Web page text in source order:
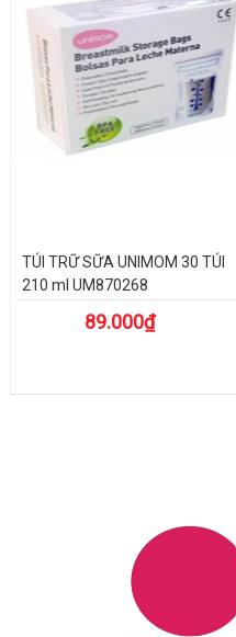
TÚI TRỮ SỮA UNIMOM 30 TÚI
210 ml UM870268
89.000₫